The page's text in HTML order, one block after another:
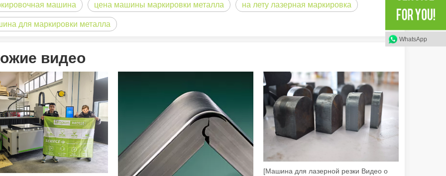
с волоконным лазером произвели революцию в производстве труб. В быстро развивающемся мире производства металлов
машина цена машины маркировки металла на лету лазерная маркировка
для маркировки металла
видео
[Машина для лазерной резки Видео о
WhatsApp